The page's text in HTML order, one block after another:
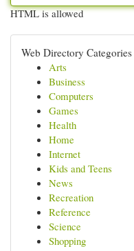
HTML is allowed
Web Directory Categories
Arts
Business
Computers
Games
Health
Home
Internet
Kids and Teens
News
Recreation
Reference
Science
Shopping